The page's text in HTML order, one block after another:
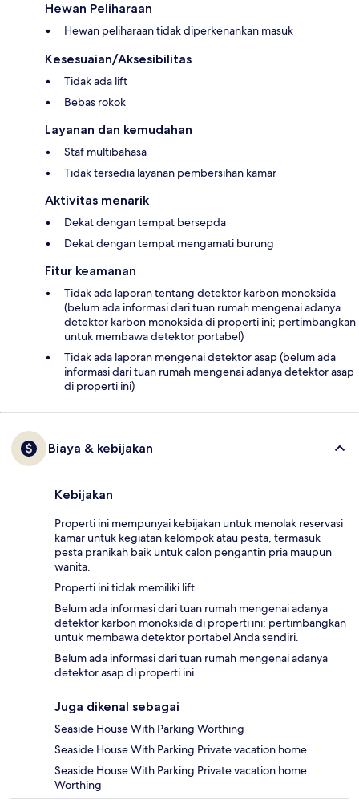
Hewan Peliharaan
Hewan peliharaan tidak diperkenankan masuk
Kesesuaian/Aksesibilitas
Tidak ada lift
Bebas rokok
Layanan dan kemudahan
Staf multibahasa
Tidak tersedia layanan pembersihan kamar
Aktivitas menarik
Dekat dengan tempat bersepda
Dekat dengan tempat mengamati burung
Fitur keamanan
Tidak ada laporan tentang detektor karbon monoksida
(belum ada informasi dari tuan rumah mengenai adanya
detektor karbon monoksida di properti ini; pertimbangkan
untuk membawa detektor portabel)
Tidak ada laporan mengenai detektor asap (belum ada
informasi dari tuan rumah mengenai adanya detektor asap
di properti ini)
Biaya & kebijakan
Kebijakan
Properti ini mempunyai kebijakan untuk menolak reservasi
kamar untuk kegiatan kelompok atau pesta, termasuk
pesta pranikah baik untuk calon pengantin pria maupun
wanita.
Properti ini tidak memiliki lift.
Belum ada informasi dari tuan rumah mengenai adanya
detektor karbon monoksida di properti ini; pertimbangkan
untuk membawa detektor portabel Anda sendiri.
Belum ada informasi dari tuan rumah mengenai adanya
detektor asap di properti ini.
Juga dikenal sebagai
Seaside House With Parking Worthing
Seaside House With Parking Private vacation home
Seaside House With Parking Private vacation home
Worthing